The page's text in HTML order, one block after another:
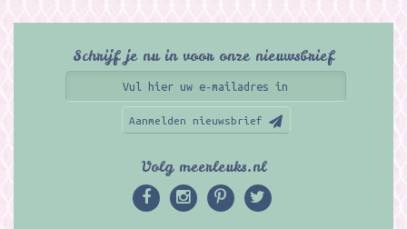
Schrijf je nu in voor onze nieuwsbrief
Aanmelden nieuwsbrief
Volg meerleuks.nl